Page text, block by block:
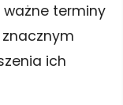
terminy
ich